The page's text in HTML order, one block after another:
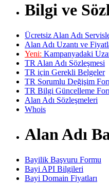
Bilgi ve
Ücretsiz Alan Adı
Alan Adı Uzantı ve
Yeni: Kampanyadaki
TR Alan Adı Sözleşmesi
TR için Gerekli Belgeler
TR Sorumlu Değişim
TR Bilgi Güncelleme
Alan Adı Sözleşmeleri
Whois
Alan Adı
Bayilik Başvuru Formu
Bayi API Bilgileri
Bayi Domain Fiyatları